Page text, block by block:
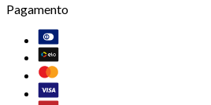
Pagamento